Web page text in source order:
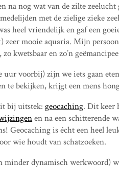
na nog wat van de zilte zeelucht
met de zielige zieke
heel vriendelijk en gaf een
zeer mooie aquaria. Mijn
kwetsbaar en zo’n
uur voorbij) zijn we iets gaan
te bekijken, krijgt een mens
bij uitstek:geocaching. Dit keer
en na een schitterende
Geocaching is écht een heel
wie houdt van schatzoeken.
minder dynamisch werkwoord)